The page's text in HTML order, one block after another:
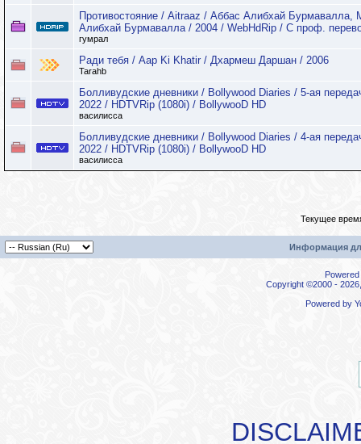
Противостояние / Aitraaz / Аббас Алибхай Бурмавалла,
Алибхай Бурмавалла / 2004 / WebHdRip / С проф.
гумрал
Ради тебя / Aap Ki Khatir / Дхармеш Даршан / 2006
Tarahb
Болливудские дневники / Bollywood Diaries / 5-ая
2022 / HDTVRip (1080i) / BollywooD HD
василисса
Болливудские дневники / Bollywood Diaries / 4-ая
2022 / HDTVRip (1080i) / BollywooD HD
василисса
Текущее
Информация
Copyright ©2000 -
Powered by